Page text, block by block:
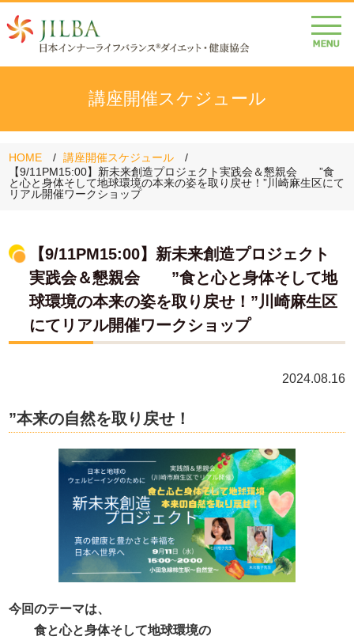
講座開催スケジュール
HOME
講座開催スケジュール
【9/11PM15:00】新未来創造プロジェクト実践会＆懇親会 ”食
と心と身体そして地球環境の本来の姿を取り戻せ！”川崎麻生区にて
リアル開催ワークショップ
【9/11PM15:00】新未来創造プロジェクト
実践会＆懇親会 ”食と心と身体そして地
球環境の本来の姿を取り戻せ！”川崎麻生区
にてリアル開催ワークショップ
2024.08.16
”本来の自然を取り戻せ！
今回のテーマは、
食と心と身体そして地球環境の